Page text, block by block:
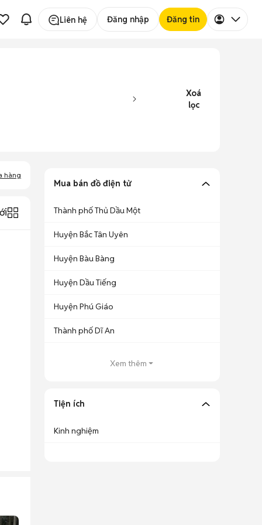
Liên hệ Đăng nhập Đăng tin
Xoá
lọc
hàng
Mua bán đồ điện tử
Thành phố Thủ Dầu Một
Huyện Bắc Tân Uyên
Huyện Bàu Bàng
Huyện Dầu Tiếng
Huyện Phú Giáo
Thành phố Dĩ An
Xem thêm
Tiện ích
Kinh nghiệm